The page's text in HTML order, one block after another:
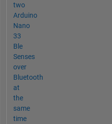
two
Arduino
Nano
33
Ble
Senses
over
Bluetooth
at
the
same
time